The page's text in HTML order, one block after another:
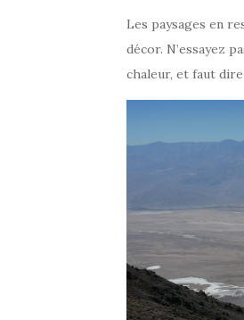
Les paysages en
décor. N’essayez
chaleur, et faut